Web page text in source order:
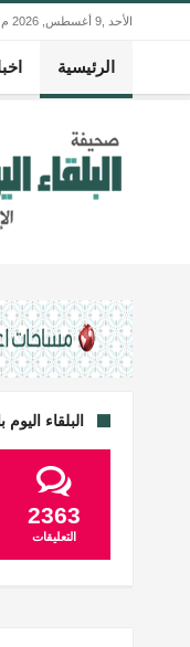
الأحد ,9 أغسطس, 2026 م
الرئيسية
البلقاء اليوم
2363
التعليقات